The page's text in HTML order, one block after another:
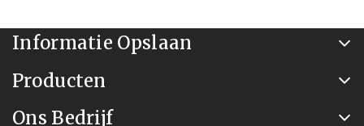
Informatie Opslaan
Producten
Ons Bedrijf